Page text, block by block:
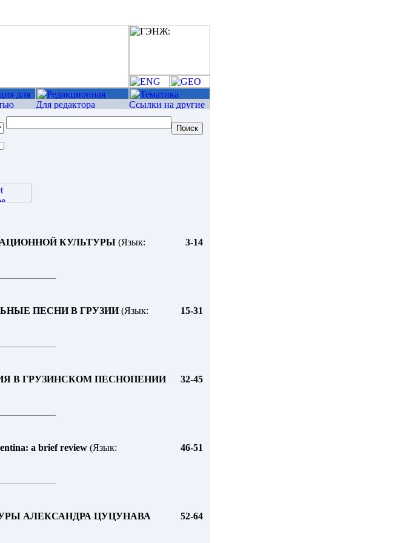
КУЛЬТУРЫ (Язык:
3-14
ПЕСНИ В ГРУЗИИ(Язык:
15-31
В ГРУЗИНСКОМ ПЕСНОПЕНИИ
32-45
a brief review (Язык:
46-51
АЛЕКСАНДРА ЦУЦУНАВА
52-64